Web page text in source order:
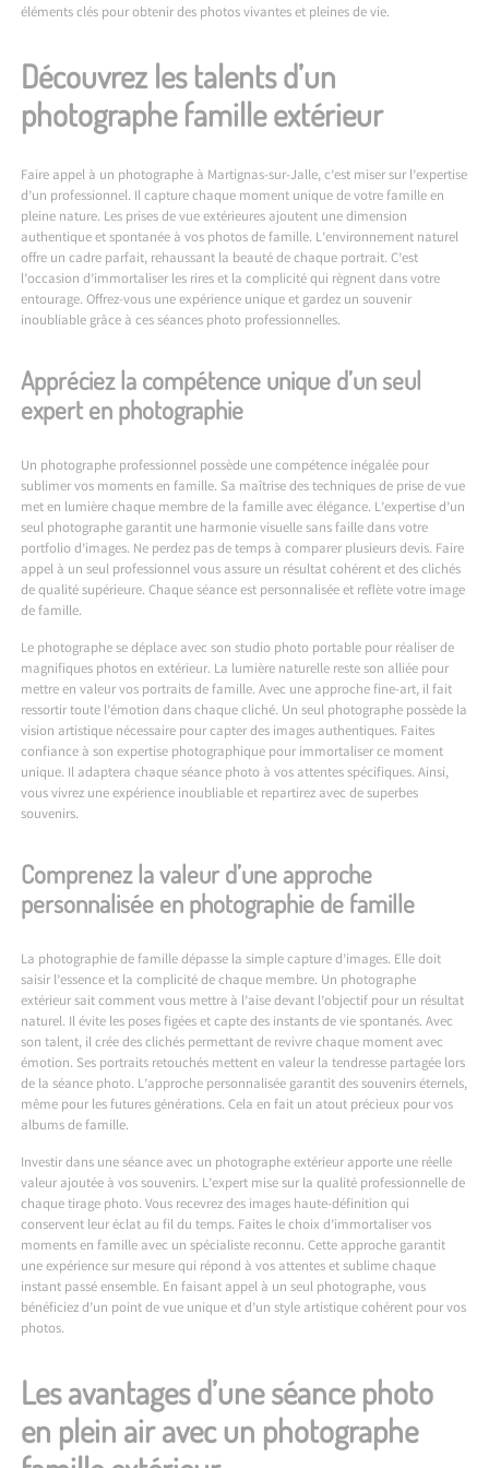
éléments clés pour obtenir des photos vivantes et pleines de vie.
Découvrez les talents d’un
photographe famille extérieur
Faire appel à un photographe à Martignas-sur-Jalle, c’est miser sur l’expertise
d’un professionnel. Il capture chaque moment unique de votre famille en
pleine nature. Les prises de vue extérieures ajoutent une dimension
authentique et spontanée à vos photos de famille. L’environnement naturel
offre un cadre parfait, rehaussant la beauté de chaque portrait. C’est
l’occasion d’immortaliser les rires et la complicité qui règnent dans votre
entourage. Offrez-vous une expérience unique et gardez un souvenir
inoubliable grâce à ces séances photo professionnelles.
Appréciez la compétence unique d’un seul
expert en photographie
Un photographe professionnel possède une compétence inégalée pour
sublimer vos moments en famille. Sa maîtrise des techniques de prise de vue
met en lumière chaque membre de la famille avec élégance. L’expertise d’un
seul photographe garantit une harmonie visuelle sans faille dans votre
portfolio d’images. Ne perdez pas de temps à comparer plusieurs devis. Faire
appel à un seul professionnel vous assure un résultat cohérent et des clichés
de qualité supérieure. Chaque séance est personnalisée et reflète votre image
de famille.
Le photographe se déplace avec son studio photo portable pour réaliser de
magnifiques photos en extérieur. La lumière naturelle reste son alliée pour
mettre en valeur vos portraits de famille. Avec une approche fine-art, il fait
ressortir toute l’émotion dans chaque cliché. Un seul photographe possède la
vision artistique nécessaire pour capter des images authentiques. Faites
confiance à son expertise photographique pour immortaliser ce moment
unique. Il adaptera chaque séance photo à vos attentes spécifiques. Ainsi,
vous vivrez une expérience inoubliable et repartirez avec de superbes
souvenirs.
Comprenez la valeur d’une approche
personnalisée en photographie de famille
La photographie de famille dépasse la simple capture d’images. Elle doit
saisir l’essence et la complicité de chaque membre. Un photographe
extérieur sait comment vous mettre à l’aise devant l’objectif pour un résultat
naturel. Il évite les poses figées et capte des instants de vie spontanés. Avec
son talent, il crée des clichés permettant de revivre chaque moment avec
émotion. Ses portraits retouchés mettent en valeur la tendresse partagée lors
de la séance photo. L’approche personnalisée garantit des souvenirs éternels,
même pour les futures générations. Cela en fait un atout précieux pour vos
albums de famille.
Investir dans une séance avec un photographe extérieur apporte une réelle
valeur ajoutée à vos souvenirs. L’expert mise sur la qualité professionnelle de
chaque tirage photo. Vous recevrez des images haute-définition qui
conservent leur éclat au fil du temps. Faites le choix d’immortaliser vos
moments en famille avec un spécialiste reconnu. Cette approche garantit
une expérience sur mesure qui répond à vos attentes et sublime chaque
instant passé ensemble. En faisant appel à un seul photographe, vous
bénéficiez d’un point de vue unique et d’un style artistique cohérent pour vos
photos.
Les avantages d’une séance photo
en plein air avec un photographe